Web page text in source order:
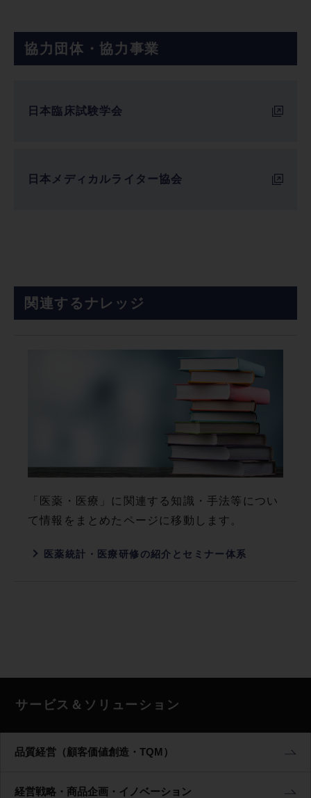
協力団体・協力事業
日本臨床試験学会
日本メディカルライター協会
関連するナレッジ
「医薬・医療」に関連する知識・手法等につい
て情報をまとめたページに移動します。
医薬統計・医療研修の紹介とセミナー体系
サービス＆ソリューション
品質経営（顧客価値創造・TQM）
経営戦略・商品企画・イノベーション